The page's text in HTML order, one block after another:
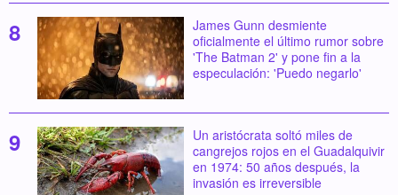
James Gunn desmiente
oficialmente el último rumor sobre
'The Batman 2' y pone fin a la
especulación: 'Puedo negarlo'
Un aristócrata soltó miles de
cangrejos rojos en el Guadalquivir
en 1974: 50 años después, la
invasión es irreversible